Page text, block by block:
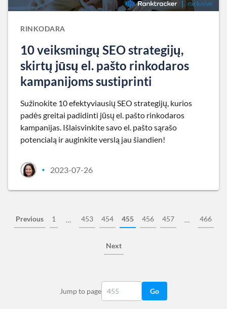
RINKODARA
10 veiksmingų SEO strategijų,
skirtų jūsų el. pašto rinkodaros
kampanijoms sustiprinti
Sužinokite 10 efektyviausių SEO strategijų, kurios
padės greitai padidinti jūsų el. pašto rinkodaros
kampanijas. Išlaisvinkite savo el. pašto sąrašo
potencialą ir auginkite verslą jau šiandien!
• 2023-07-26
Previous 1 … 453 454 455 456 457 … 466
Next
Jump to page Go